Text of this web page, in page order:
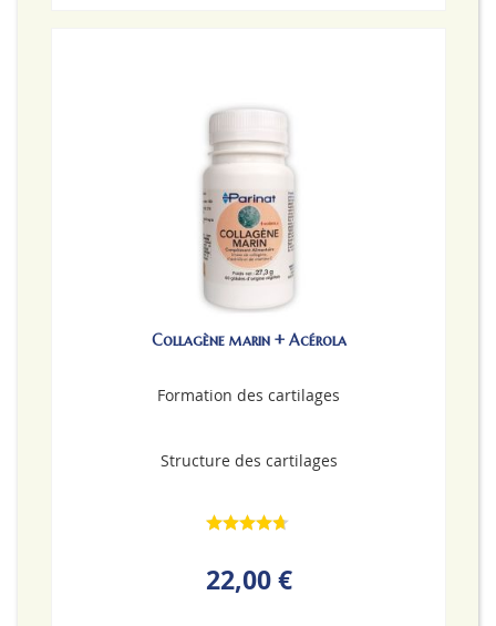
Collagène marin + Acérola
Formation des cartilages
Structure des cartilages
22,00 €